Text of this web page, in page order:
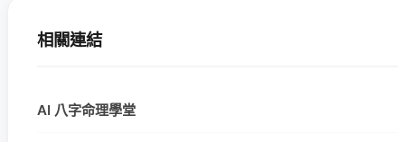
相關連結
AI 八字命理學堂